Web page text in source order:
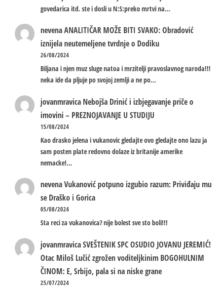
govedarica itd. ste i dosli u N:S:preko mrtvi na…
nevenaANALITIČAR MOŽE BITI SVAKO: Obradović
iznijela neutemeljene tvrdnje o Dodiku
26/08/2024
Biljana i njen muz sluge natoa i mrzitelji pravoslavnog naroda!!!
neka ide da pljuje po svojoj zemlji a ne po…
jovanmravica Nebojša Drinić i izbjegavanje priče o
imovini – PREZNOJAVANJE U STUDIJU
15/08/2024
Kao drasko jelena i vukanovic gledajte ovo gledajte ono lazu ja
sam posten plate redovno dolaze iz britanije amerike
nemacke!…
nevenaVukanović potpuno izgubio razum: Priviđaju mu
se Draško i Gorica
05/08/2024
Sta reci za vukanovica? nije bolest sve sto boli!!!
jovanmravicaSVEŠTENIK SPC OSUDIO JOVANU JEREMIĆ!
Otac Miloš Lučić zgrožen voditeljkinim BOGOHULNIM
ČINOM: E, Srbijo, pala si na niske grane
25/07/2024